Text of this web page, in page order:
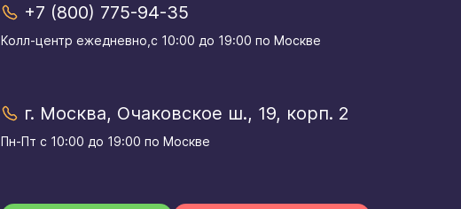
+7 (800) 775-94-35
Колл-центр eжедневно,с 10:00 до 19:00 по Москве
г. Москва, Очаковское ш., 19, корп. 2
Пн-Пт с 10:00 до 19:00 по Москве